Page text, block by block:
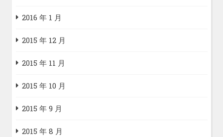
2016 年 1 月
2015 年 12 月
2015 年 11 月
2015 年 10 月
2015 年 9 月
2015 年 8 月